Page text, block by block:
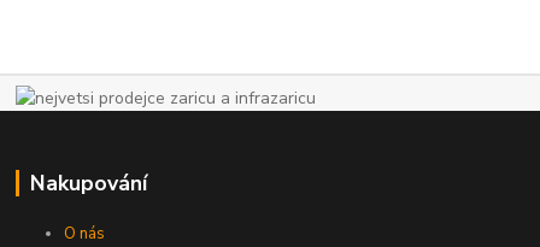
Nakupování
O nás